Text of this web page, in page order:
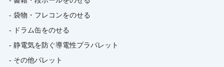
- 袋物・フレコンをのせる
- ドラム缶をのせる
- 静電気を防ぐ導電性プラパレット
- その他パレット